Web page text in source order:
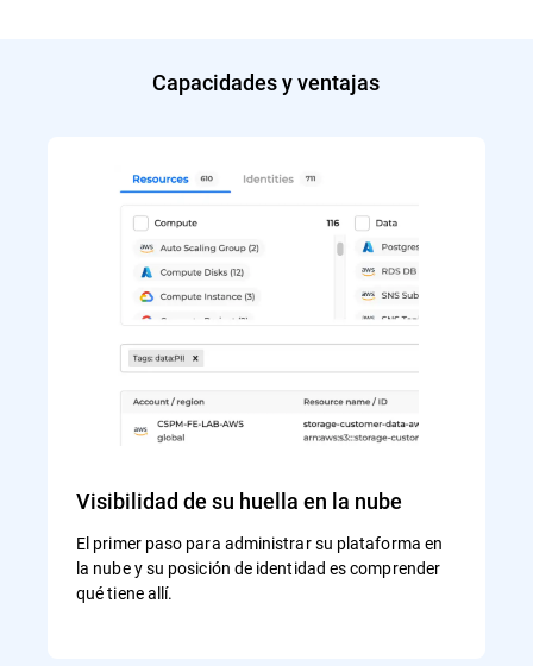
Capacidades y ventajas
Visibilidad de su huella en la nube
El primer paso para administrar su plataforma en
la nube y su posición de identidad es comprender
qué tiene allí.